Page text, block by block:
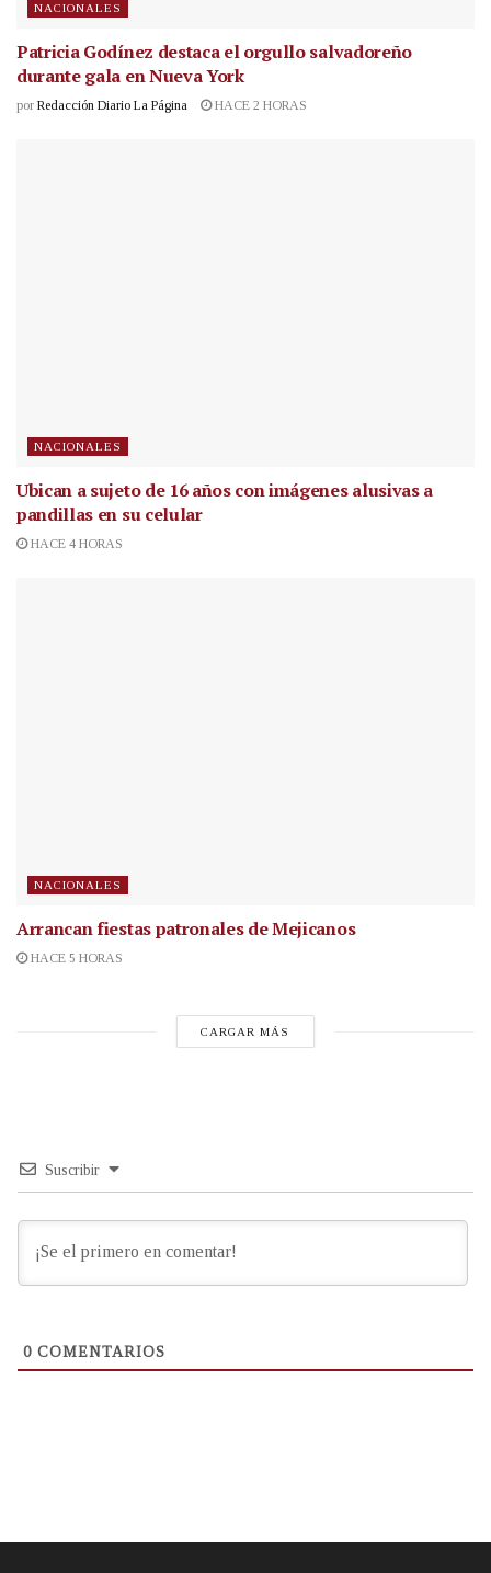
NACIONALES
Patricia Godínez destaca el orgullo salvadoreño
durante gala en Nueva York
por Redacción Diario La Página HACE 2 HORAS
NACIONALES
Ubican a sujeto de 16 años con imágenes alusivas a
pandillas en su celular
HACE 4 HORAS
NACIONALES
Arrancan fiestas patronales de Mejicanos
HACE 5 HORAS
CARGAR MÁS
Suscribir
0 COMENTARIOS